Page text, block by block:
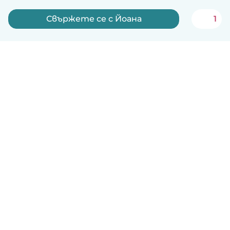
Свържете се с Йоана 1